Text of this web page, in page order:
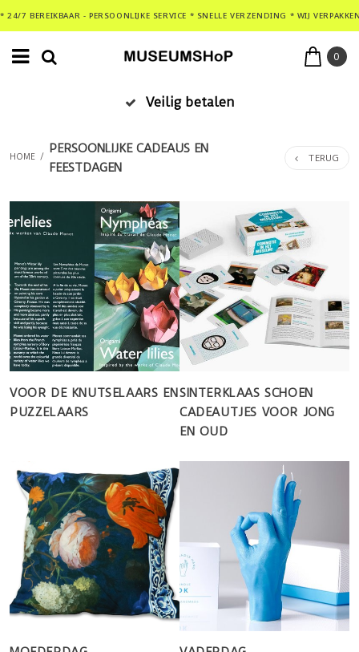
* 24/7 BEREIKBAAR - PERSOONLIJKE SERVICE * SNELLE VERZENDING * WIJ
0
Veilig betalen
HOME /
PERSOONLIJKE CADEAUS EN
FEESTDAGEN
TERUG
VOOR DE KNUTSELAARS EN
PUZZELAARS
SINTERKLAAS SCHOEN
CADEAUTJES VOOR JONG
EN OUD